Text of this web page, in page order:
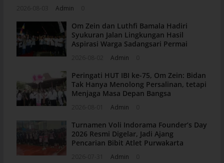
Admin
Om Zein dan Luthfi Bamala Hadiri
Syukuran Jalan Lingkungan Hasil
Aspirasi Warga Sadangsari Permai
Admin
Peringati HUT IBI ke-75, Om Zein: Bidan
Tak Hanya Menolong Persalinan, tetapi
Menjaga Masa Depan Bangsa
Admin
Turnamen Voli Indorama Founder’s Day
2026 Resmi Digelar, Jadi Ajang
Pencarian Bibit Atlet Purwakarta
Admin